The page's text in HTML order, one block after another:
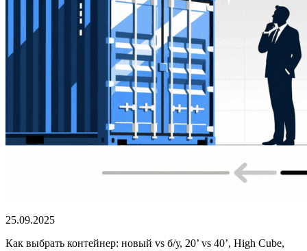
25.09.2025
Как выбрать контейнер: новый vs б/у, 20’ vs 40’, High Cube,